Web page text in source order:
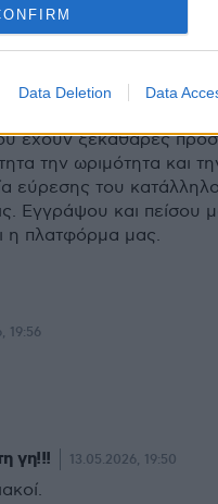
Data Deletion Data
είναι δύσκολο να
έχουν ξεκάθαρες
την ωριμότητα και
εύρεσης του
Εγγράψου και πείσου
η πλατφόρμα μας.
19:56
γη!!! 13.05.2026, 19:50